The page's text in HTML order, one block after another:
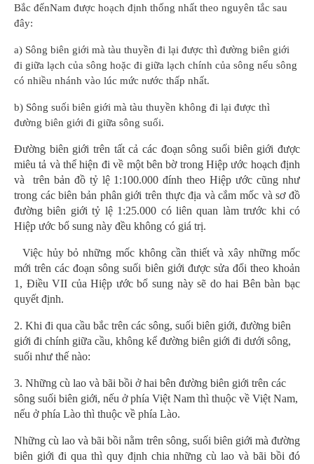
Bắc đếnNam được hoạch định thống nhất theo nguyên tắc sau
đây:
a) Sông biên giới mà tàu thuyền đi lại được thì đường biên giới
đi giữa lạch của sông hoặc đi giữa lạch chính của sông nếu sông
có nhiều nhánh vào lúc mức nước thấp nhất.
b) Sông suối biên giới mà tàu thuyền không đi lại được thì
đường biên giới đi giữa sông suối.
Đường biên giới trên tất cả các đoạn sông suối biên giới được
miêu tả và thể hiện đi về một bên bờ trong Hiệp ước hoạch định
và trên bản đồ tỷ lệ 1:100.000 đính theo Hiệp ước cũng như
trong các biên bản phân giới trên thực địa và cắm mốc và sơ đồ
đường biên giới tỷ lệ 1:25.000 có liên quan làm trước khi có
Hiệp ước bổ sung này đều không có giá trị.
Việc hủy bỏ những mốc không cần thiết và xây những mốc
mới trên các đoạn sông suối biên giới được sửa đổi theo khoản
1, Điều VII của Hiệp ước bổ sung này sẽ do hai Bên bàn bạc
quyết định.
2. Khi đi qua cầu bắc trên các sông, suối biên giới, đường biên
giới đi chính giữa cầu, không kể đường biên giới đi dưới sông,
suối như thế nào:
3. Những cù lao và bãi bồi ở hai bên đường biên giới trên các
sông suối biên giới, nếu ở phía Việt Nam thì thuộc về Việt Nam,
nếu ở phía Lào thì thuộc về phía Lào.
Những cù lao và bãi bồi nằm trên sông, suối biên giới mà đường
biên giới đi qua thì quy định chia những cù lao và bãi bồi đó